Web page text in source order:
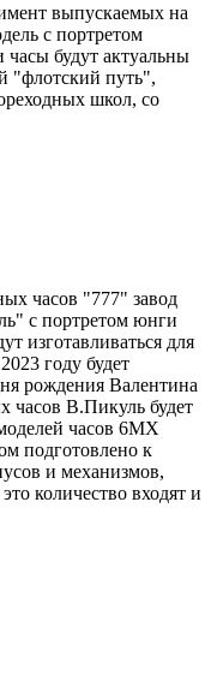
выпускаемых на
с портретом
будут актуальны
"флотский путь",
школ, со
часов "777" завод
с портретом юнги
изготавливаться для
году будет
рождения Валентина
часов В.Пикуль будет
часов 6МХ
подготовлено к
и механизмов,
количество входят и